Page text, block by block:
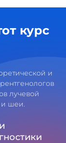
курс
и
лучевой
и шеи.